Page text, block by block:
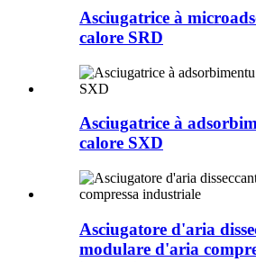
Asciugatrice à
calore SRD
Asciugatrice à
calore SXD
Asciugatore d'aria
modulare d'aria